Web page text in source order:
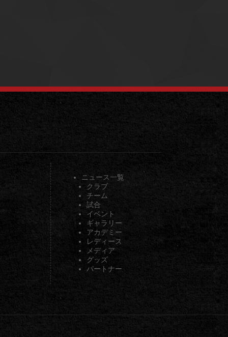
ニュース一覧
クラブ
チーム
試合
イベント
ギャラリー
アカデミー
レディース
メディア
グッズ
パートナー